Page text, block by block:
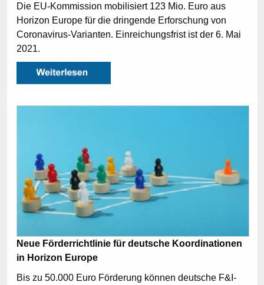
Die EU-Kommission mobilisiert 123 Mio. Euro aus
Horizon Europe für die dringende Erforschung von
Coronavirus-Varianten. Einreichungsfrist ist der 6. Mai
2021.
Neue Förderrichtlinie für deutsche Koordinationen
in Horizon Europe
Bis zu 50.000 Euro Förderung können deutsche F&I-